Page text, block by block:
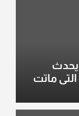
يحدث
التي ماتت
والإرث